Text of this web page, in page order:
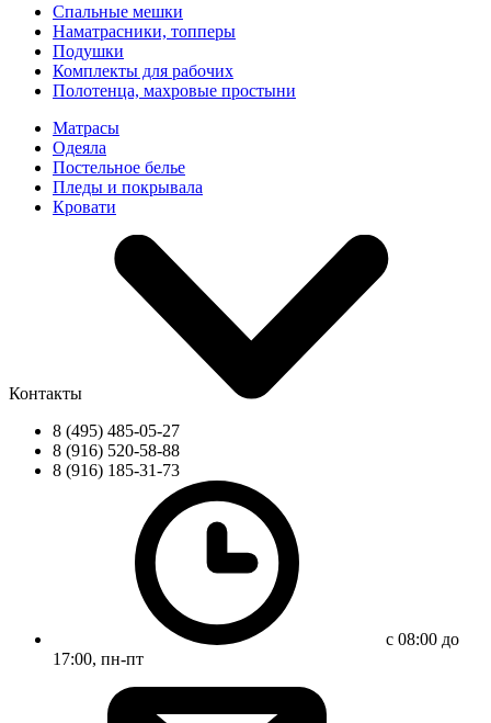
Спальные мешки
Наматрасники, топперы
Подушки
Комплекты для рабочих
Полотенца, махровые простыни
Матрасы
Одеяла
Постельное белье
Пледы и покрывала
Кровати
Контакты
8 (495) 485-05-27
8 (916) 520-58-88
8 (916) 185-31-73
с 08:00 до
17:00, пн-пт